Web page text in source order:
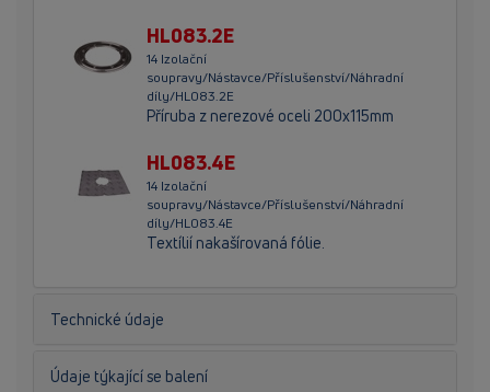
HL083.2E
14 Izolační
soupravy/Nástavce/Příslušenství/Náhradní
díly/HL083.2E
Příruba z nerezové oceli 200x115mm
HL083.4E
14 Izolační
soupravy/Nástavce/Příslušenství/Náhradní
díly/HL083.4E
Textílií nakašírovaná fólie.
Technické údaje
Údaje týkající se balení